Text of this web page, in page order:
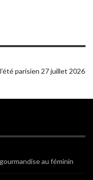
parisien 27 juillet 2026
au féminin